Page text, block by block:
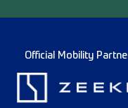
Official Mobility